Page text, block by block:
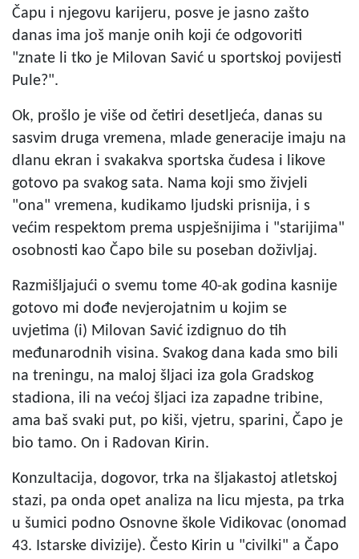
Čapu i njegovu karijeru, posve je jasno zašto
danas ima još manje onih koji će odgovoriti
"znate li tko je Milovan Savić u sportskoj povijesti
Pule?".
Ok, prošlo je više od četiri desetljeća, danas su
sasvim druga vremena, mlade generacije imaju na
dlanu ekran i svakakva sportska čudesa i likove
gotovo pa svakog sata. Nama koji smo živjeli
"ona" vremena, kudikamo ljudski prisnija, i s
većim respektom prema uspješnijima i "starijima"
osobnosti kao Čapo bile su poseban doživljaj.
Razmišljajući o svemu tome 40-ak godina kasnije
gotovo mi dođe nevjerojatnim u kojim se
uvjetima (i) Milovan Savić izdignuo do tih
međunarodnih visina. Svakog dana kada smo bili
na treningu, na maloj šljaci iza gola Gradskog
stadiona, ili na većoj šljaci iza zapadne tribine,
ama baš svaki put, po kiši, vjetru, sparini, Čapo je
bio tamo. On i Radovan Kirin.
Konzultacija, dogovor, trka na šljakastoj atletskoj
stazi, pa onda opet analiza na licu mjesta, pa trka
u šumici podno Osnovne škole Vidikovac (onomad
43. Istarske divizije). Često Kirin u "civilki" a Čapo